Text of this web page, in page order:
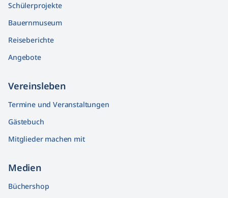
Schülerprojekte
Bauernmuseum
Reiseberichte
Angebote
Vereinsleben
Termine und Veranstaltungen
Gästebuch
Mitglieder machen mit
Medien
Büchershop